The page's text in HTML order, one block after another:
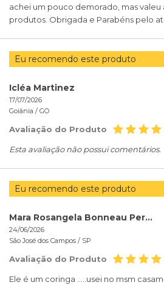
achei um pouco demorado, mas valeu
produtos. Obrigada e Parabéns pelo
Eu recomendo este produto
Icléa Martinez
17/07/2026
Goiânia / GO
Avaliação do Produto
Esta avaliação não possui comentários.
Eu recomendo este produto
Mara Rosangela Bonneau Pereira
24/06/2026
São José dos Campos / SP
Avaliação do Produto
Ele é um coringa .....usei no msm